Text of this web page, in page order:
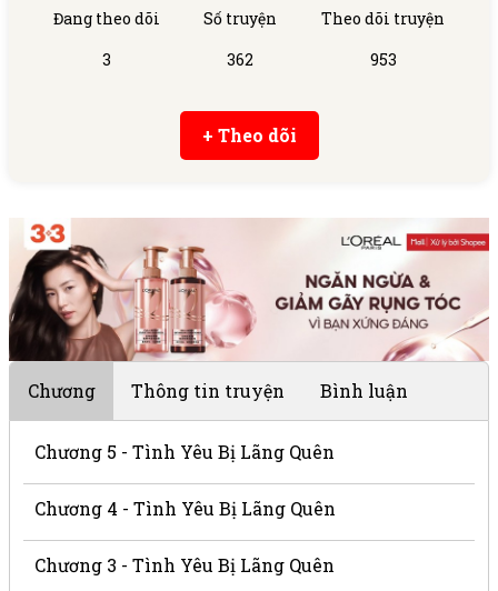
Đang theo dõi
3
Số truyện
362
Theo dõi truyện
953
+ Theo dõi
Chương Thông tin truyện Bình luận
Chương 5 - Tình Yêu Bị Lãng Quên
Chương 4 - Tình Yêu Bị Lãng Quên
Chương 3 - Tình Yêu Bị Lãng Quên